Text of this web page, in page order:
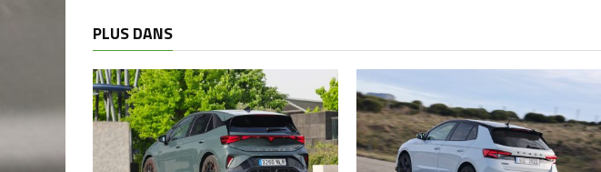
PLUS DANS